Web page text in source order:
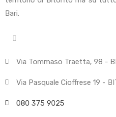
Bari.
Via Tommaso Traetta, 98 -
Via Pasquale Cioffrese 19 -
080 375 9025